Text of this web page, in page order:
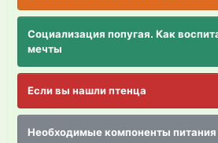
Социализация попугая. Как
мечты
Если вы нашли птенца
Необходимые компоненты питания